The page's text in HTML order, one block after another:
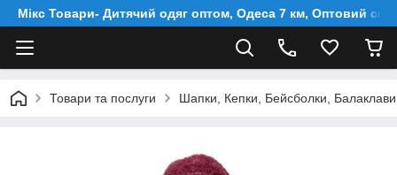
Мікс Товари- Дитячий одяг оптом, Одеса 7 км, Оптовий
Товари та послуги Шапки, Кепки, Бейсболки, Балаклави